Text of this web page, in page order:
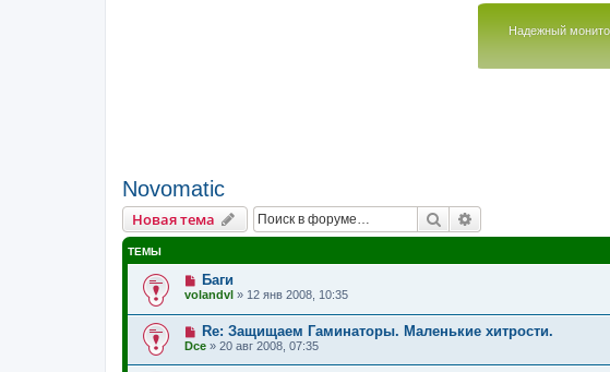
Надежный
Novomatic
Новая тема Поиск
ТЕМЫ
Баги
volandvl » 12 янв 2008, 10:35
Re: Защищаем Гаминаторы. Маленькие хитрости.
Dce » 20 авг 2008, 07:35